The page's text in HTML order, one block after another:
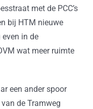
met de PCC’s
bij HTM nieuwe
in de
wat meer ruimte
een ander spoor
de Tramweg